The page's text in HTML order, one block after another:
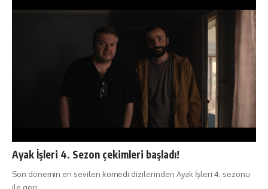
Ayak İşleri 4. Sezon çekimleri başladı!
Son dönemin en sevilen komedi dizilerinden Ayak İşleri 4. sezonu